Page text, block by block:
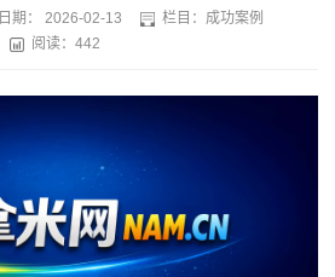
日期： 2026-02-13 栏目： 成功案例
阅读：442